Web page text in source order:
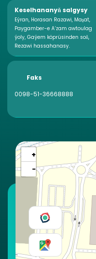
Keselhananyň salgysy
Eýran, Horasan Razawi, Maşat,
Paygamber-e A‘zam awtoulag
ýoly, Gaýem köprüsinden soň,
Rezawi hassahanasy.
Faks
0098-51-36668888
+
−